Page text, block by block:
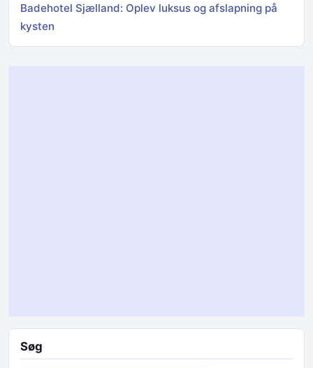
Badehotel Sjælland: Oplev luksus og afslapning på
kysten
Søg